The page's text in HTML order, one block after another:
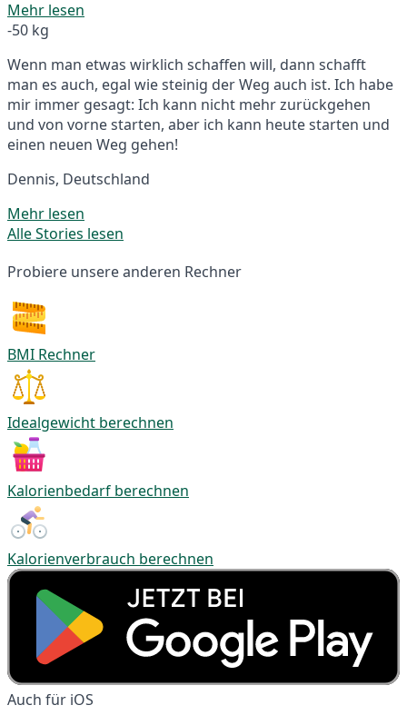
Mehr lesen
-50 kg
Wenn man etwas wirklich schaffen will, dann schafft
man es auch, egal wie steinig der Weg auch ist. Ich habe
mir immer gesagt: Ich kann nicht mehr zurückgehen
und von vorne starten, aber ich kann heute starten und
einen neuen Weg gehen!
Dennis, Deutschland
Mehr lesen
Alle Stories lesen
Probiere unsere anderen Rechner
BMI Rechner
Idealgewicht berechnen
Kalorienbedarf berechnen
Kalorienverbrauch berechnen
Auch für iOS